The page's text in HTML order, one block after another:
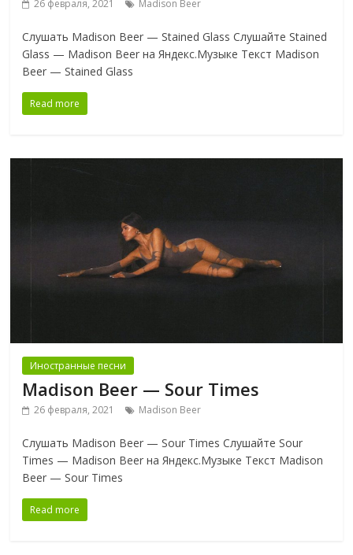
26 февраля, 2021 Madison Beer
Слушать Madison Beer — Stained Glass Слушайте Stained
Glass — Madison Beer на Яндекс.Музыке Текст Madison
Beer — Stained Glass
Read more
Иностранные песни
Madison Beer — Sour Times
26 февраля, 2021 Madison Beer
Слушать Madison Beer — Sour Times Слушайте Sour
Times — Madison Beer на Яндекс.Музыке Текст Madison
Beer — Sour Times
Read more